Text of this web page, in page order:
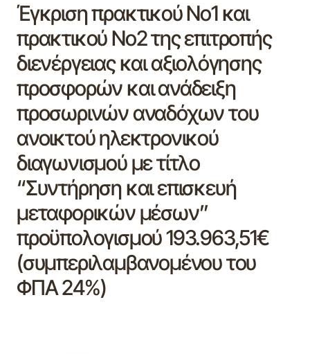
Έγκριση πρακτικού Νο1 και
πρακτικού Νο2 της επιτροπής
διενέργειας και αξιολόγησης
προσφορών και ανάδειξη
προσωρινών αναδόχων του
ανοικτού ηλεκτρονικού
διαγωνισμού με τίτλο
“Συντήρηση και επισκευή
μεταφορικών μέσων”
προϋπολογισμού 193.963,51€
(συμπεριλαμβανομένου του
ΦΠΑ 24%)